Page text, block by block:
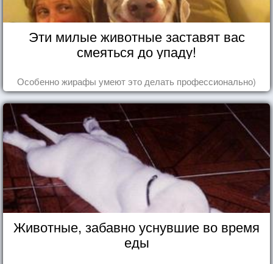
Эти милые животные заставят вас
смеяться до упаду!
Особенно жирафы умеют это делать профессионально)
Животные, забавно уснувшие во время
еды